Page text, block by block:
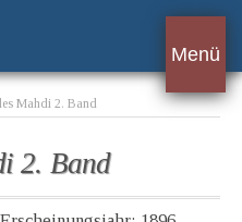
Menü
Mahdi 2. Band
2. Band